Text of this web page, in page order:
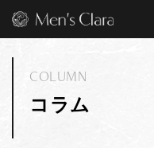
コラム
COLUMN